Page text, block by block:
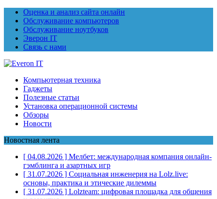
Оценка и анализ сайта онлайн
Обслуживание компьютеров
Обслуживание ноутбуков
Эверон IT
Связь с нами
Компьютерная техника
Гаджеты
Полезные статьи
Установка операционной системы
Обзоры
Новости
Новостная лента
[ 04.08.2026 ] Мелбет: международная компания онлайн-
гэмблинга и азартных игр
[ 31.07.2026 ] Социальная инженерия на Lolz.live:
основы, практика и этические дилеммы
[ 31.07.2026 ] Lolzteam: цифровая площадка для общения